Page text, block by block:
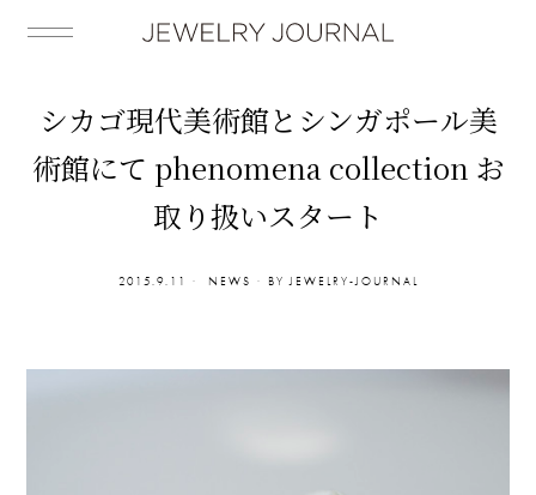
シカゴ現代美術館とシンガポール美
術館にて phenomena collection お
取り扱いスタート
2015.9.11 NEWS BY JEWELRY-JOURNAL